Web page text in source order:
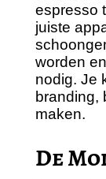
espresso
juiste
worden
nodig. Je
branding,
maken.
De